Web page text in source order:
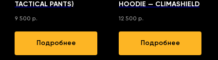
TACTICAL PANTS)
9 500 р.
Подробнее
HOODIE — CLIMASHIELD
12 500 р.
Подробнее